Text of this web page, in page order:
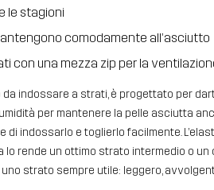
le stagioni
comodamente all’asciutto
con una mezza zip per la
indossare a strati, è progettato per
per mantenere la pelle asciutta
di indossarlo e toglierlo facilmente.
rende un ottimo strato intermedio o un
strato sempre utile: leggero,